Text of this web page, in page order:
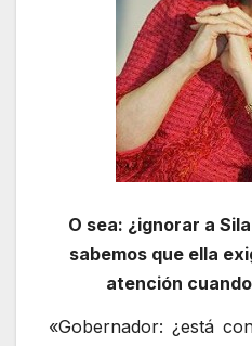
O sea: ¿ignorar a
sabemos que ella
atención
«Gobernador: ¿está